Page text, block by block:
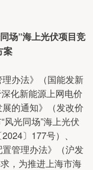
”海上光伏项目竞
案
办法》（国能发新
化新能源上网电价
的通知》（发改价
光同场”海上光伏
〕177号）、
置管理办法》（沪发
，为推进上海市海